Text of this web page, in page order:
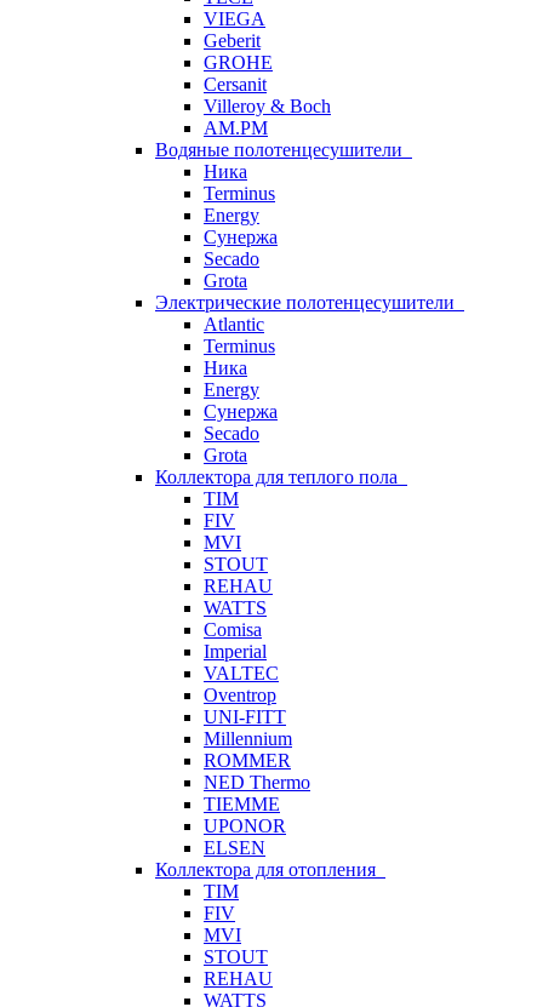
VIEGA
Geberit
GROHE
Cersanit
Villeroy & Boch
AM.PM
Водяные полотенцесушители
Ника
Terminus
Energy
Сунержа
Secado
Grota
Электрические полотенцесушители
Atlantic
Terminus
Ника
Energy
Сунержа
Secado
Grota
Коллектора для теплого пола
TIM
FIV
MVI
STOUT
REHAU
WATTS
Comisa
Imperial
VALTEC
Oventrop
UNI-FITT
Millennium
ROMMER
NED Thermo
TIEMME
UPONOR
ELSEN
Коллектора для отопления
TIM
FIV
MVI
STOUT
REHAU
WATTS